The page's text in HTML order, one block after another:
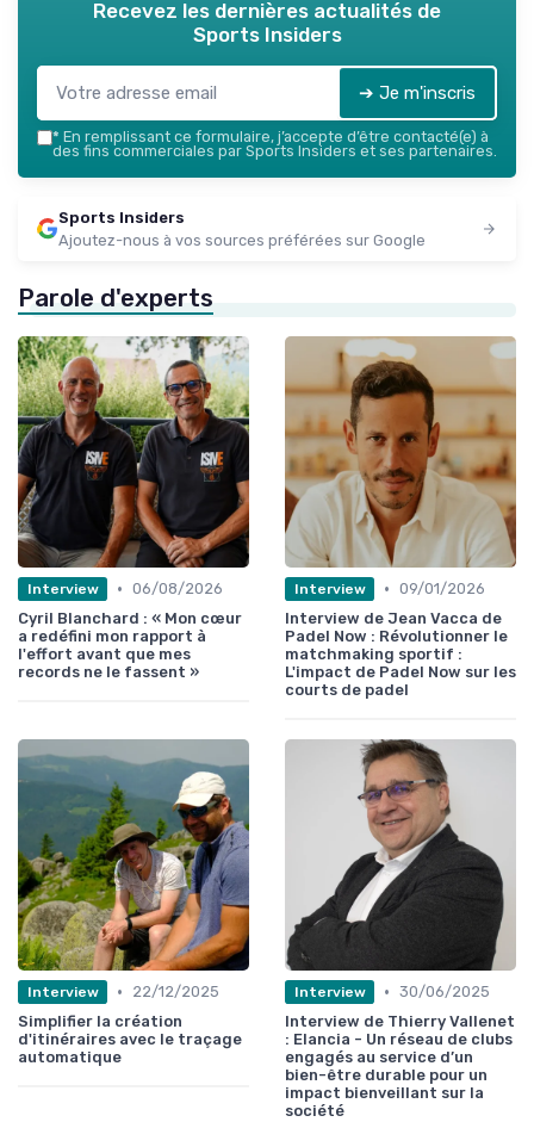
Recevez les dernières actualités de
Sports Insiders
➔ Je m'inscris
* En remplissant ce formulaire, j’accepte d’être contacté(e) à
des fins commerciales par Sports Insiders et ses partenaires.
Sports Insiders
Ajoutez-nous à vos sources préférées sur Google
Parole d'experts
Interview • 06/08/2026
Cyril Blanchard : « Mon cœur
a redéfini mon rapport à
l'effort avant que mes
records ne le fassent »
Interview • 09/01/2026
Interview de Jean Vacca de
Padel Now : Révolutionner le
matchmaking sportif :
L'impact de Padel Now sur les
courts de padel
Interview •
22/12/2025
Simplifier la création
d'itinéraires avec le traçage
automatique
Interview • 30/06/2025
Interview de Thierry Vallenet
: Elancia - Un réseau de clubs
engagés au service d’un
bien-être durable pour un
impact bienveillant sur la
société